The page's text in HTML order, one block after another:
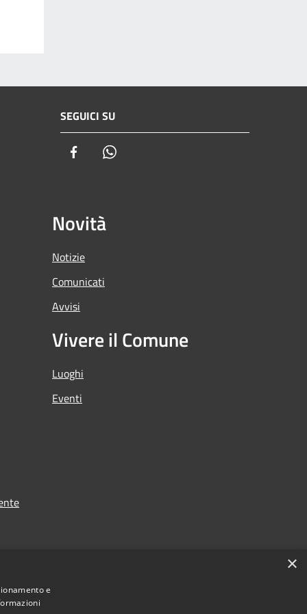
SEGUICI SU
Facebook
Novità
Notizie
Comunicati
Avvisi
Vivere il Comune
Luoghi
Eventi
×
e